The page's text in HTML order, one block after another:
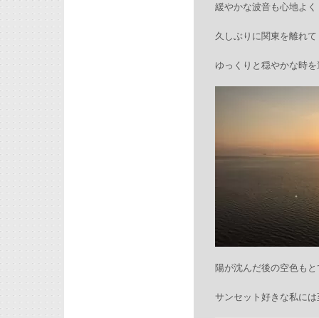
緩やかな波音も心地よく
久しぶりに関東を離れて
ゆっくりと穏やかな時
陽が沈んだ後の空色も
サンセット好きな私に